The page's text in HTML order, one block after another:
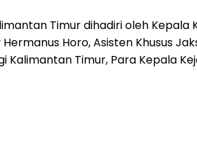
Timur dihadiri oleh
Horo, Asisten Khusus
Kalimantan Timur, Para Kepala